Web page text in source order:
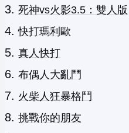
死神vs火影3.5：雙人版
快打瑪利歐
真人快打
布偶人大亂鬥
火柴人狂暴格鬥
挑戰你的朋友